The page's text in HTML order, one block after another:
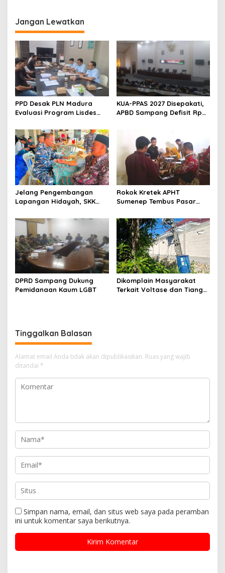
Jangan Lewatkan
PPD Desak PLN Madura
Evaluasi Program Lisdes
KUA-PPAS 2027 Disepakati,
APBD Sampang Defisit Rp
Jelang Pengembangan
Lapangan Hidayah, SKK
Perkuat Sinergi dengan
Nelayan Sampang
Rokok Kretek APHT
Sumenep Tembus Pasar
DPRD Sampang Dukung
Pemidanaan Kaum LGBT
Dikomplain Masyarakat
Terkait Voltase dan Tiang
Tinggalkan Balasan
Alamat email Anda tidak akan dipublikasikan. Ruas yang wajib
ditandai *
Simpan nama, email, dan situs web saya pada peramban
ini untuk komentar saya berikutnya.